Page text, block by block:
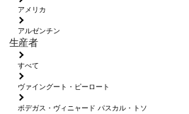
アメリカ
アルゼンチン
生産者
すべて
ヴァイングート・ピーロート
ボデガス・ヴィニャード パスカル・トソ